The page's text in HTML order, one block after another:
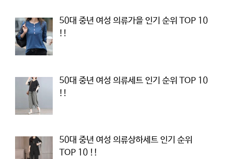
50대 중년 여성 의류가을 인기 순위 TOP 10
!!
50대 중년 여성 의류세트 인기 순위 TOP 10
!!
50대 중년 여성 의류상하세트 인기 순위
TOP 10 !!